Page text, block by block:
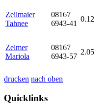
Zeilmaier
Tahnee
08167
6943-41
0.12
Zelmer
Mariola
08167
6943-57
2.05
drucken nach oben
Quicklinks